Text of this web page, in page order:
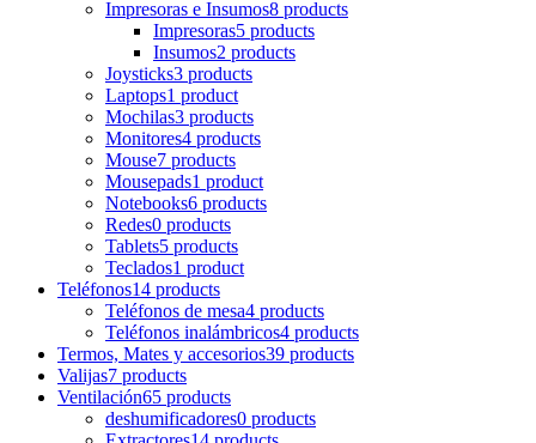
Impresoras e Insumos8 products
Impresoras5 products
Insumos2 products
Joysticks3 products
Laptops1 product
Mochilas3 products
Monitores4 products
Mouse7 products
Mousepads1 product
Notebooks6 products
Redes0 products
Tablets5 products
Teclados1 product
Teléfonos14 products
Teléfonos de mesa4 products
Teléfonos inalámbricos4 products
Termos, Mates y accesorios39 products
Valijas7 products
Ventilación65 products
deshumificadores0 products